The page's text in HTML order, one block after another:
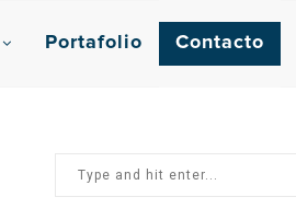
Portafolio Contacto